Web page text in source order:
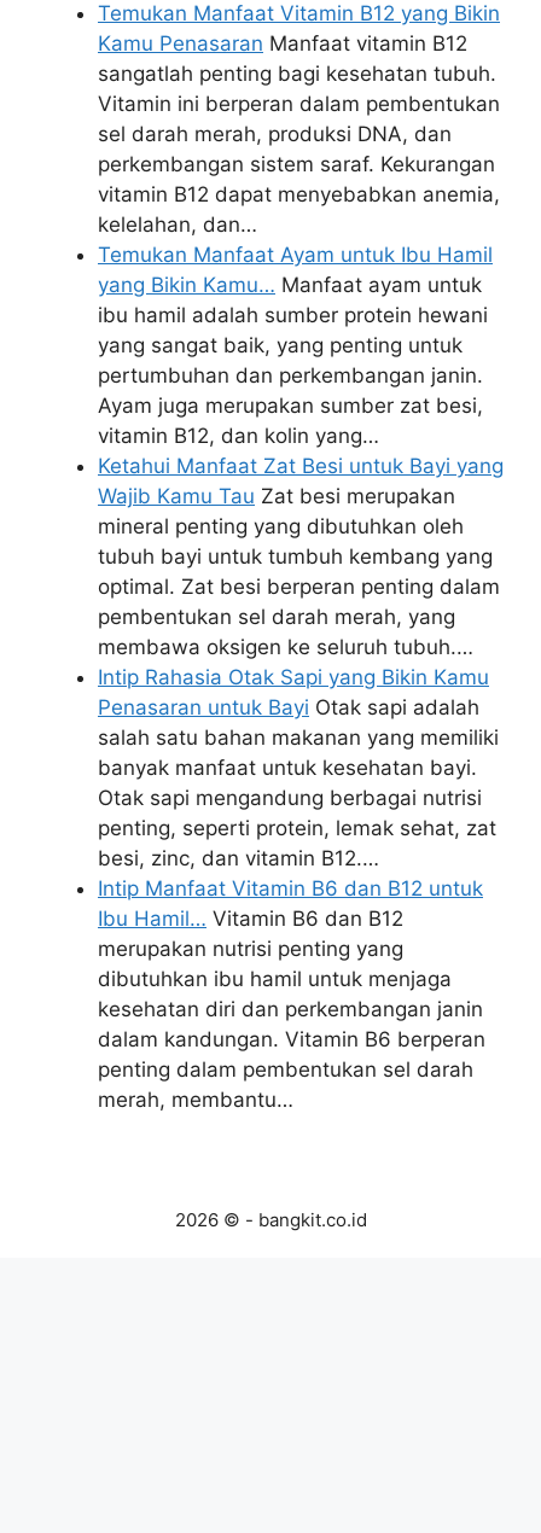
Temukan Manfaat Vitamin B12 yang Bikin
Kamu Penasaran Manfaat vitamin B12
sangatlah penting bagi kesehatan tubuh.
Vitamin ini berperan dalam pembentukan
sel darah merah, produksi DNA, dan
perkembangan sistem saraf. Kekurangan
vitamin B12 dapat menyebabkan anemia,
kelelahan, dan…
Temukan Manfaat Ayam untuk Ibu Hamil
yang Bikin Kamu… Manfaat ayam untuk
ibu hamil adalah sumber protein hewani
yang sangat baik, yang penting untuk
pertumbuhan dan perkembangan janin.
Ayam juga merupakan sumber zat besi,
vitamin B12, dan kolin yang…
Ketahui Manfaat Zat Besi untuk Bayi yang
Wajib Kamu Tau Zat besi merupakan
mineral penting yang dibutuhkan oleh
tubuh bayi untuk tumbuh kembang yang
optimal. Zat besi berperan penting dalam
pembentukan sel darah merah, yang
membawa oksigen ke seluruh tubuh.…
Intip Rahasia Otak Sapi yang Bikin Kamu
Penasaran untuk Bayi Otak sapi adalah
salah satu bahan makanan yang memiliki
banyak manfaat untuk kesehatan bayi.
Otak sapi mengandung berbagai nutrisi
penting, seperti protein, lemak sehat, zat
besi, zinc, dan vitamin B12.…
Intip Manfaat Vitamin B6 dan B12 untuk
Ibu Hamil… Vitamin B6 dan B12
merupakan nutrisi penting yang
dibutuhkan ibu hamil untuk menjaga
kesehatan diri dan perkembangan janin
dalam kandungan. Vitamin B6 berperan
penting dalam pembentukan sel darah
merah, membantu…
2026 © - bangkit.co.id